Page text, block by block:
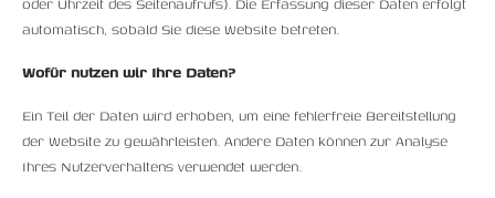
automatisch, sobald Sie diese Website betreten.
Wofür nutzen wir Ihre Daten?
Ein Teil der Daten wird erhoben, um eine fehlerfreie Bereitstellung
der Website zu gewährleisten. Andere Daten können zur Analyse
Ihres Nutzerverhaltens verwendet werden.